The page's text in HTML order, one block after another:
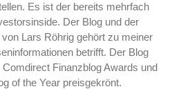
Es ist der bereits mehrfach
Der Blog und der
Lars Röhrig gehört zu meiner
betrifft. Der Blog
Finanzblog Awards und
of the Year preisgekrönt.